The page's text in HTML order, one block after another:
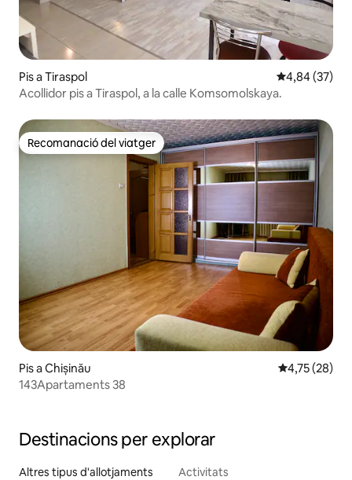
Pis a Tiraspol 4,84 de
4,84 (37)
Acollidor pis a Tiraspol, a la calle Komsomolskaya.
Recomanació del viatger
Recomanació del viatger
Pis a Chișinău 4,75 de
4,75 (28)
143Apartaments 38
Destinacions per explorar
Altres tipus d'allotjaments Activitats